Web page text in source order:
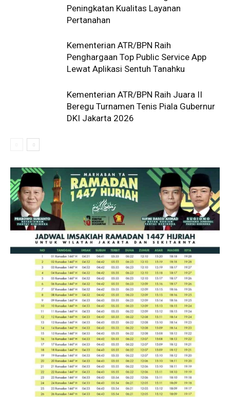
Peningkatan Kualitas Layanan
Pertanahan
Kementerian ATR/BPN Raih
Penghargaan Top Public Service App
Lewat Aplikasi Sentuh Tanahku
Kementerian ATR/BPN Raih Juara II
Beregu Turnamen Tenis Piala Gubernur
DKI Jakarta 2026